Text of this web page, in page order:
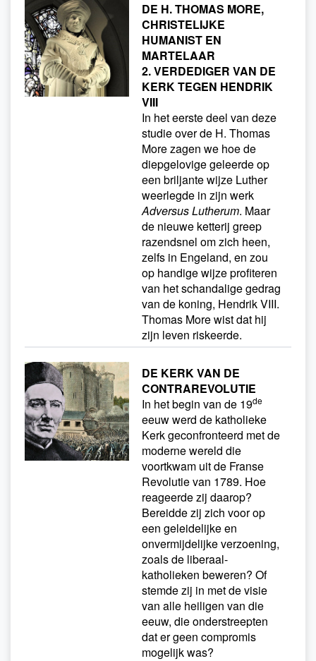
DE H. THOMAS MORE,
CHRISTELIJKE
HUMANIST EN
MARTELAAR
2. VERDEDIGER VAN DE
KERK TEGEN HENDRIK
VIII
In het eerste deel van deze
studie over de H. Thomas
More zagen we hoe de
diepgelovige geleerde op
een briljante wijze Luther
weerlegde in zijn werk
Adversus Lutherum. Maar
de nieuwe ketterij greep
razendsnel om zich heen,
zelfs in Engeland, en zou
op handige wijze profiteren
van het schandalige gedrag
van de koning, Hendrik VIII.
Thomas More wist dat hij
zijn leven riskeerde.
DE KERK VAN DE
CONTRAREVOLUTIE
In het begin van de 19de
eeuw werd de katholieke
Kerk geconfronteerd met de
moderne wereld die
voortkwam uit de Franse
Revolutie van 1789. Hoe
reageerde zij daarop?
Bereidde zij zich voor op
een geleidelijke en
onvermijdelijke verzoening,
zoals de liberaal-
katholieken beweren? Of
stemde zij in met de visie
van alle heiligen van die
eeuw, die onderstreepten
dat er geen compromis
mogelijk was?